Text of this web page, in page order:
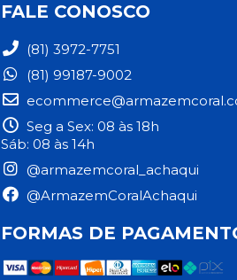
FALE CONOSCO
(81) 3972-7751
(81) 99187-9002
Seg a Sex: 08 às 18h
Sáb: 08 às 14h
@armazemcoral_achaqui
@ArmazemCoralAchaqui
FORMAS DE